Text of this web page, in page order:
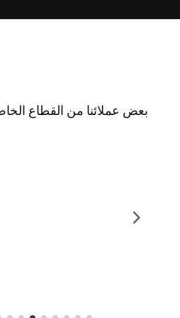
بعض عملائنا من القطاع